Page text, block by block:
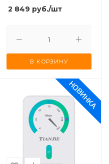
2 849 руб./шт
В КОРЗИНУ